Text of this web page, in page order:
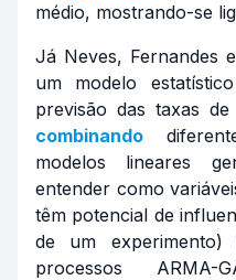
médio, mostrando-se
Já Neves, Fernandes
um modelo
previsão das taxas de
combinando
modelos lineares
entender como
têm potencial de
de um experimento)
processos ARMA-